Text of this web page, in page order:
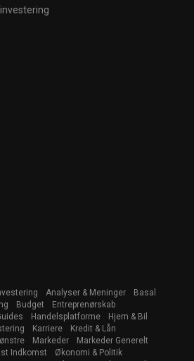
Analyser & Meninger
Basal
Budget
Entreprenørskab
Handelsplatforme
Hjem & Bil
Karriere
Kredit & Lån
Markeder
Markeder Generelt
Indkomst
Økonomi & Politik